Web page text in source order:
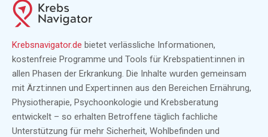
Krebsnavigator.de bietet verlässliche Informationen,
kostenfreie Programme und Tools für Krebspatient:innen in
allen Phasen der Erkrankung. Die Inhalte wurden gemeinsam
mit Ärzt:innen und Expert:innen aus den Bereichen Ernährung,
Physiotherapie, Psychoonkologie und Krebsberatung
entwickelt – so erhalten Betroffene täglich fachliche
Unterstützung für mehr Sicherheit, Wohlbefinden und